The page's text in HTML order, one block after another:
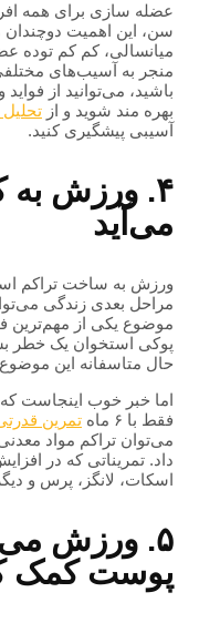
عضله سازی برای همه
سن، این اهمیت دوچندان
میانسالی، کم کم توده
منجر به آسیب‌های
باشید، می‌توانید از
بهره مند شوید و از
آسیبی پیشگیری کنید.
۴. ورزش به
می‌آید
ورزش به ساخت تراکم
مراحل بعدی زندگی
موضوع یکی از مهم‌ترین
پوکی استخوان یک خطر
حال متاسفانه این
اما خبر خوب اینجاست
فقط با ۶ ماه
تمرین
داد. تمریناتی که در
اسکات، لانگز، پرس و
۵. ورزش
پوست کمک